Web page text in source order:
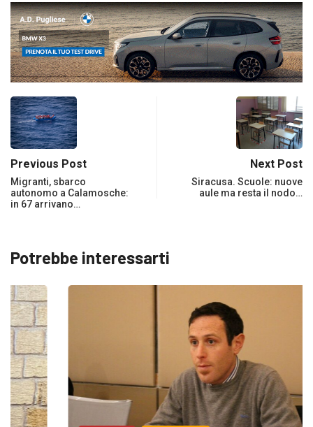
Previous Post
Migranti, sbarco
autonomo a Calamosche:
in 67 arrivano…
Next Post
Siracusa. Scuole: nuove
aule ma resta il nodo…
Potrebbe interessarti